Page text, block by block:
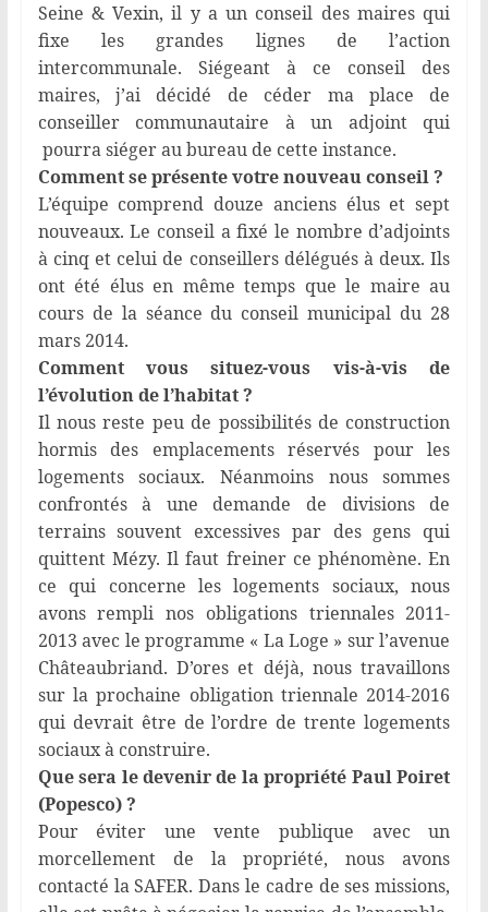
Seine & Vexin, il y a un conseil des maires qui
fixe les grandes lignes de l’action
intercommunale. Siégeant à ce conseil des
maires, j’ai décidé de céder ma place de
conseiller communautaire à un adjoint qui
pourra siéger au bureau de cette instance.
Comment se présente votre nouveau conseil ?
L’équipe comprend douze anciens élus et sept
nouveaux. Le conseil a fixé le nombre d’adjoints
à cinq et celui de conseillers délégués à deux. Ils
ont été élus en même temps que le maire au
cours de la séance du conseil municipal du 28
mars 2014.
Comment vous situez-vous vis-à-vis de
l’évolution de l’habitat ?
Il nous reste peu de possibilités de construction
hormis des emplacements réservés pour les
logements sociaux. Néanmoins nous sommes
confrontés à une demande de divisions de
terrains souvent excessives par des gens qui
quittent Mézy. Il faut freiner ce phénomène. En
ce qui concerne les logements sociaux, nous
avons rempli nos obligations triennales 2011-
2013 avec le programme « La Loge » sur l’avenue
Châteaubriand. D’ores et déjà, nous travaillons
sur la prochaine obligation triennale 2014-2016
qui devrait être de l’ordre de trente logements
sociaux à construire.
Que sera le devenir de la propriété Paul Poiret
(Popesco) ?
Pour éviter une vente publique avec un
morcellement de la propriété, nous avons
contacté la SAFER. Dans le cadre de ses missions,